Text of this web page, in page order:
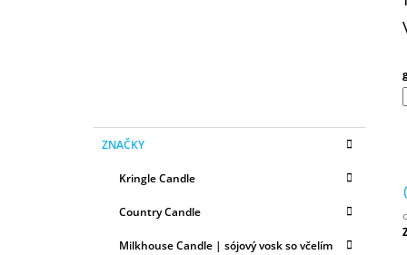
kategórie
K
AZNAČKY
Kringle Candle
Country Candle
Milkhouse Candle | sójový vosk so včelím